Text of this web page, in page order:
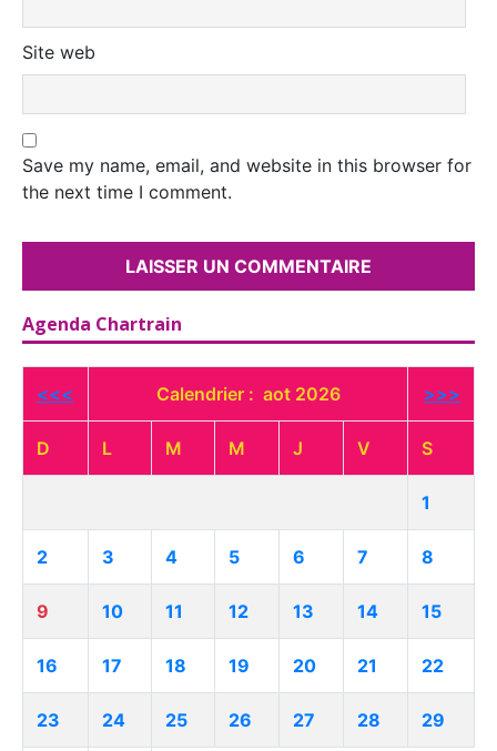
Site web
Save my name, email, and website in this browser for
the next time I comment.
Agenda Chartrain
<<< Calendrier : aot 2026 >>>
D L M M J V S
1
2 3 4 5 6 7 8
9 10 11 12 13 14 15
16 17 18 19 20 21 22
23 24 25 26 27 28 29